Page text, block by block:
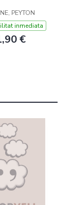
PEYTON
inmediata
€